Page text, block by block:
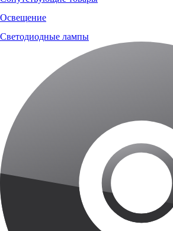
Освещение
Светодиодные лампы